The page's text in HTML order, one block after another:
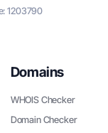
1203790
Domains
WHOIS Checker
Domain Checker